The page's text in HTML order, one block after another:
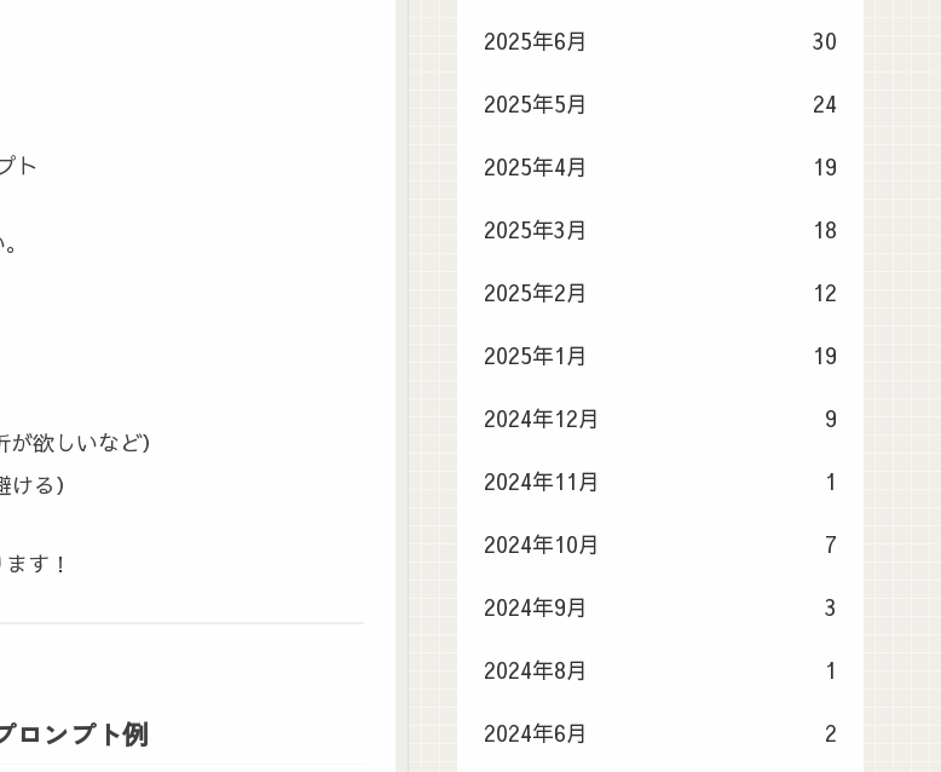
ト
欲しいなど）
る）
す！
ロンプト例
2025年6月 30
2025年5月 24
2025年4月 19
2025年3月 18
2025年2月 12
2025年1月 19
2024年12月 9
2024年11月 1
2024年10月 7
2024年9月 3
2024年8月 1
2024年6月 2